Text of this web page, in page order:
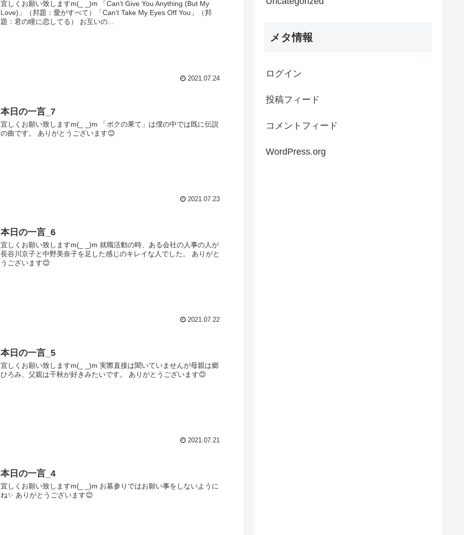
宜しくお願い致しますm(_ _)m 「Can't Give You Anything (But My
Love)」（邦題：愛がすべて）「Can't Take My Eyes Off You」（邦
題：君の瞳に恋してる） お互いの...
2021.07.24
本日の一言_7
宜しくお願い致しますm(_ _)m 「ボクの果て」は僕の中では既に伝説
の曲です。 ありがとうございます😊
2021.07.23
本日の一言_6
宜しくお願い致しますm(_ _)m 就職活動の時、ある会社の人事の人が
長谷川京子と中野美奈子を足した感じのキレイな人でした。 ありがと
うございます😊
2021.07.22
本日の一言_5
宜しくお願い致しますm(_ _)m 実際直接は聞いていませんが母親は郷
ひろみ、父親は千秋が好きみたいです。 ありがとうございます😊
2021.07.21
本日の一言_4
宜しくお願い致しますm(_ _)m お墓参りではお願い事をしないように
ね✨ ありがとうございます😊
メタ情報
ログイン
投稿フィード
コメントフィード
WordPress.org